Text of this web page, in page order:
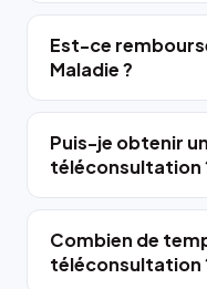
Est-ce
Maladie ?
Puis-je obtenir
téléconsultation
Combien de
téléconsultation